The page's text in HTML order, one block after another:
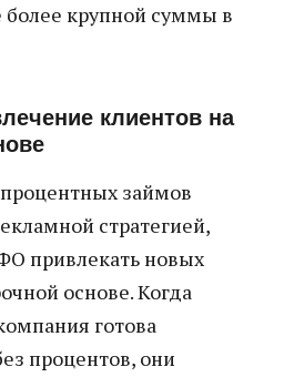
крупной суммы в
клиентов на
займов
стратегией,
привлекать новых
основе. Когда
готова
процентов, они